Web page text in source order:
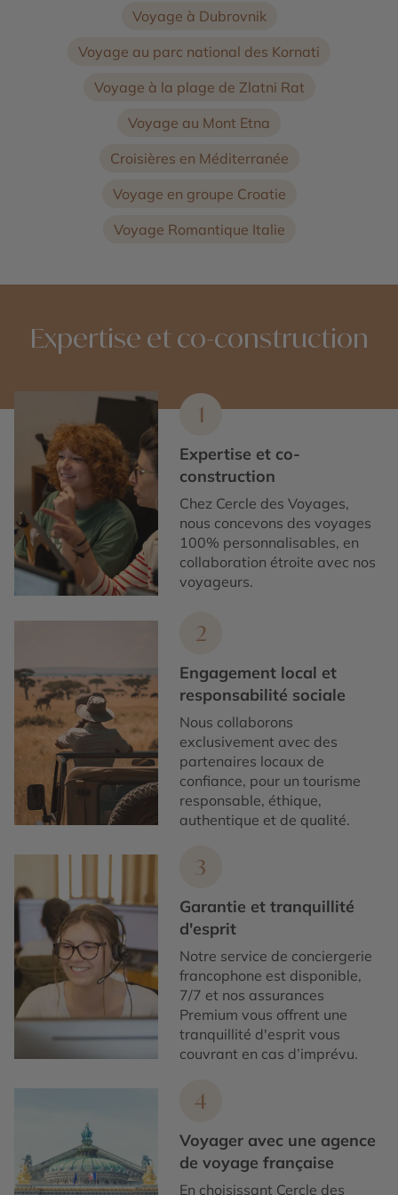
Voyage à Dubrovnik
Voyage au parc national des Kornati
Voyage à la plage de Zlatni Rat
Voyage au Mont Etna
Croisières en Méditerranée
Voyage en groupe Croatie
Voyage Romantique Italie
Expertise et co-construction
1
Expertise et co-
construction
Chez Cercle des Voyages,
nous concevons des voyages
100% personnalisables, en
collaboration étroite avec nos
voyageurs.
2
Engagement local et
responsabilité sociale
Nous collaborons
exclusivement avec des
partenaires locaux de
confiance, pour un tourisme
responsable, éthique,
authentique et de qualité.
3
Garantie et tranquillité
d'esprit
Notre service de conciergerie
francophone est disponible,
7/7 et nos assurances
Premium vous offrent une
tranquillité d'esprit vous
couvrant en cas d’imprévu.
4
Voyager avec une agence
de voyage française
En choisissant Cercle des